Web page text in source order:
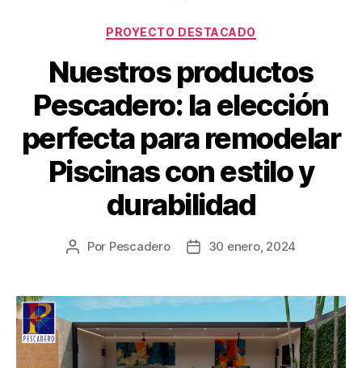
PROYECTO DESTACADO
Nuestros productos
Pescadero: la elección
perfecta para remodelar
Piscinas con estilo y
durabilidad
Por Pescadero 30 enero, 2024